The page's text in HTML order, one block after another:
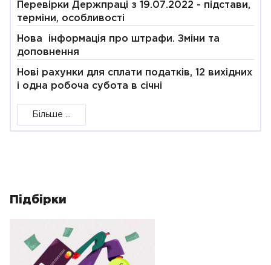
Перевірки Держпраці з 19.07.2022 - підстави,
терміни, особливості
Нова інформація про штрафи. Зміни та
доповнення
Нові рахунки для сплати податків, 12 вихідних
і одна робоча субота в січні
Більше ...
Підбірки